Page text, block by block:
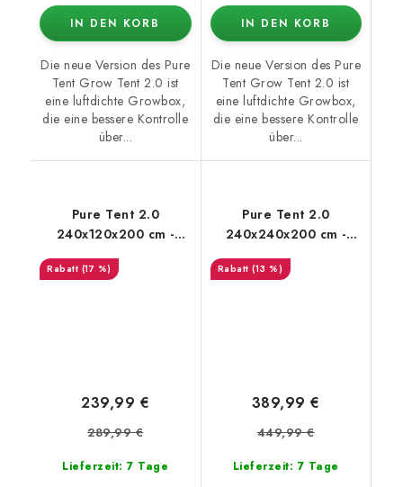
IN DEN KORB
Die neue Version des Pure
Tent Grow Tent 2.0 ist
eine luftdichte Growbox,
die eine bessere Kontrolle
über...
IN DEN KORB
Die neue Version des Pure
Tent Grow Tent 2.0 ist
eine luftdichte Growbox,
die eine bessere Kontrolle
über...
Pure Tent 2.0
240x120x200 cm -
growzelt
(17 %)
Lieferzeit: 7 Tage
239,99 €
289,99 €
Pure Tent 2.0
240x240x200 cm -
growzelt
(13 %)
Lieferzeit: 7 Tage
389,99 €
449,99 €